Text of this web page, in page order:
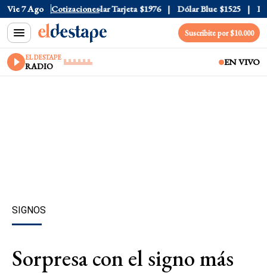
Vie 7 Ago Cotizaciones
Oficial $1520 Dólar Tarjeta $1976 Dólar Blue $1525
Suscribite por $10.000
EL DESTAPE
RADIO EN VIVO
SIGNOS
Sorpresa con el signo más